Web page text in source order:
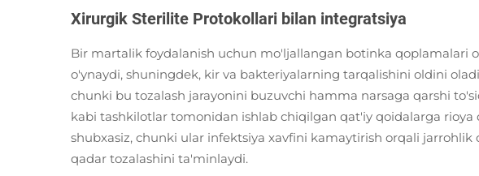
Xirurgik Sterilite Protokollari bilan integratsiya
Bir martalik foydalanish uchun mo'ljallangan botinka qoplamalari
o'ynaydi, shuningdek, kir va bakteriyalarning tarqalishini oldini
chunki bu tozalash jarayonini buzuvchi hamma narsaga qarshi
kabi tashkilotlar tomonidan ishlab chiqilgan qat'iy qoidalarga
shubxasiz, chunki ular infektsiya xavfini kamaytirish orqali
qadar tozalashini ta'minlaydi.